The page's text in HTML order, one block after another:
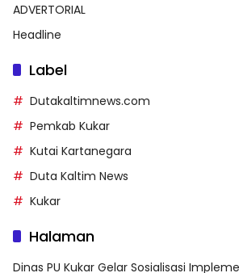
ADVERTORIAL
Headline
Label
Dutakaltimnews.com
Pemkab Kukar
Kutai Kartanegara
Duta Kaltim News
Kukar
Halaman
Dinas PU Kukar Gelar Sosialisasi